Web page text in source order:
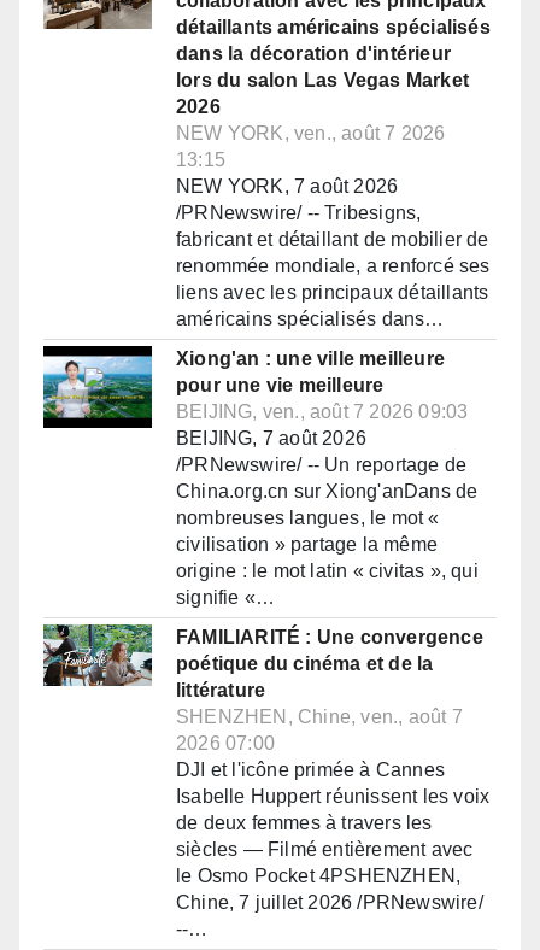
détaillants américains spécialisés
dans la décoration d'intérieur
lors du salon Las Vegas Market
2026
NEW YORK, ven., août 7 2026
13:15
NEW YORK, 7 août 2026
/PRNewswire/ -- Tribesigns,
fabricant et détaillant de mobilier de
renommée mondiale, a renforcé ses
liens avec les principaux détaillants
américains spécialisés dans…
Xiong'an : une ville meilleure
pour une vie meilleure
BEIJING, ven., août 7 2026 09:03
BEIJING, 7 août 2026
/PRNewswire/ -- Un reportage de
China.org.cn sur Xiong'anDans de
nombreuses langues, le mot «
civilisation » partage la même
origine : le mot latin « civitas », qui
signifie «…
FAMILIARITÉ : Une convergence
poétique du cinéma et de la
littérature
SHENZHEN, Chine, ven., août 7
2026 07:00
DJI et l'icône primée à Cannes
Isabelle Huppert réunissent les voix
de deux femmes à travers les
siècles — Filmé entièrement avec
le Osmo Pocket 4PSHENZHEN,
Chine, 7 juillet 2026 /PRNewswire/
--…